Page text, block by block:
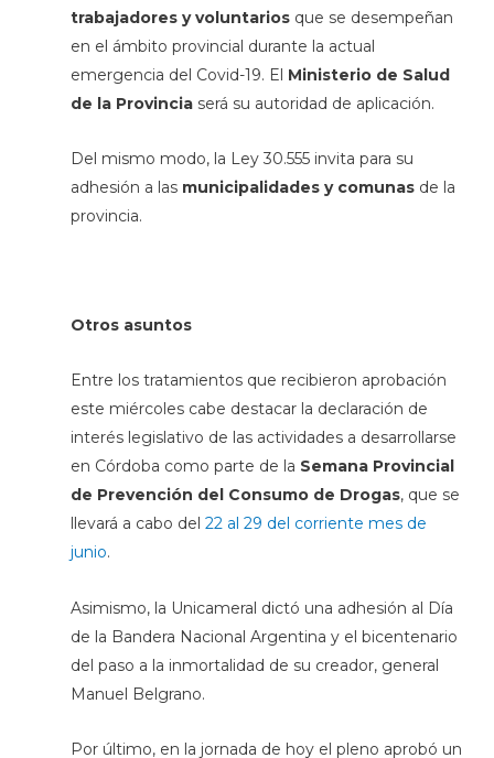
trabajadores y voluntariosque se desempeñan
en el ámbito provincial durante la actual
emergencia del Covid-19. El Ministerio de Salud
de la Provinciaserá su autoridad de aplicación.
Del mismo modo, la Ley 30.555 invita para su
adhesión a las municipalidades y comunasde la
provincia.
Otros asuntos
Entre los tratamientos que recibieron aprobación
este miércoles cabe destacar la declaración de
interés legislativo de las actividades a desarrollarse
en Córdoba como parte de la Semana Provincial
de Prevención del Consumo de Drogas, que se
llevará a cabo del 22 al 29 del corriente mes de
junio.
Asimismo, la Unicameral dictó una adhesión al Día
de la Bandera Nacional Argentina y el bicentenario
del paso a la inmortalidad de su creador, general
Manuel Belgrano.
Por último, en la jornada de hoy el pleno aprobó un